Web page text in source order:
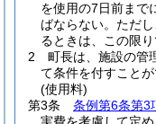
を使用の7日前まで
ばならない。 ただ
るときは、この限り
2
町長は、施設の管
て条件を付すことが
(使用料)
第3条
条例第6条第3